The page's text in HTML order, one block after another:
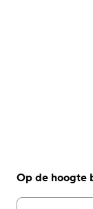
Op de hoogte
Email address